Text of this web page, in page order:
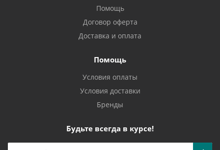
Помощь
Договор оферта
Доставка и оплата
Помощь
Условия оплаты
Условия доставки
Бренды
Будьте всегда в курсе!